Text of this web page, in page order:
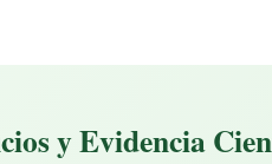
y Evidencia